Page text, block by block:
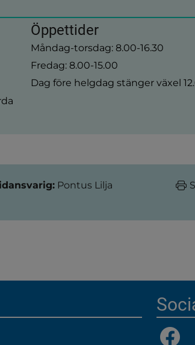
Öppettider
Måndag-torsdag: 8.00-16.30
Fredag: 8.00-15.00
Dag före helgdag stänger växel
Pontus Lilja